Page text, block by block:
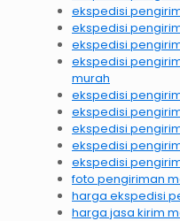
ekspedisi
ekspedisi
ekspedisi
ekspedisi
murah
ekspedisi
ekspedisi
ekspedisi
ekspedisi
ekspedisi
foto pengiriman
harga ekspedisi
harga jasa kirim